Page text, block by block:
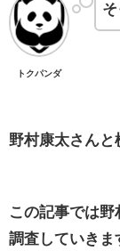
トクパンダ
野村康太さんと
この記事では
調査していきま